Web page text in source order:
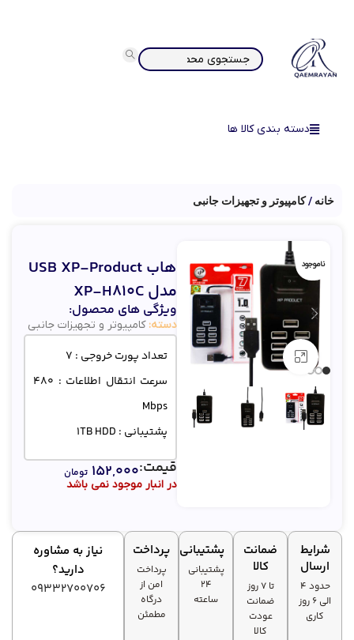
دسته بندی کالا ها
خانه کامپیوتر و تجهیزات جانبی
ناموجود
بزرگنمایی تصویر
هاب USB XP-Product
مدل XP-H810C
ویژگی های محصول:
دسته: کامپیوتر و تجهیزات جانبی
تعداد پورت خروجی : 7
سرعت انتقال اطلاعات : 480
Mbps
پشتیبانی : 1TB HDD
در انبار موجود نمی باشد
قیمت:۱۵۲,۰۰۰ تومان
شرایط
ارسال
حدود 4
الی 6 روز
کاری
ضمانت
کالا
تا ۷ روز
ضمانت
عودت
کالا
پشتیبانی
پشتیبانی
۲۴
ساعته
پرداخت
پرداخت
امن از
درگاه
مطمئن
نیاز به مشاوره
دارید؟
09332700706